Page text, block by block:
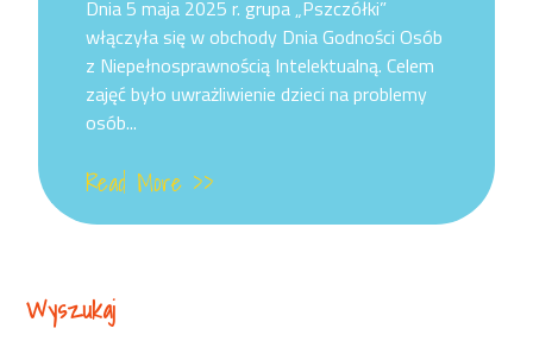
on
Dnia 5 maja 2025 r. grupa „Pszczółki”
włączyła się w obchody Dnia Godności Osób
z Niepełnosprawnością Intelektualną. Celem
zajęć było uwrażliwienie dzieci na problemy
osób...
Read More >>
Wyszukaj